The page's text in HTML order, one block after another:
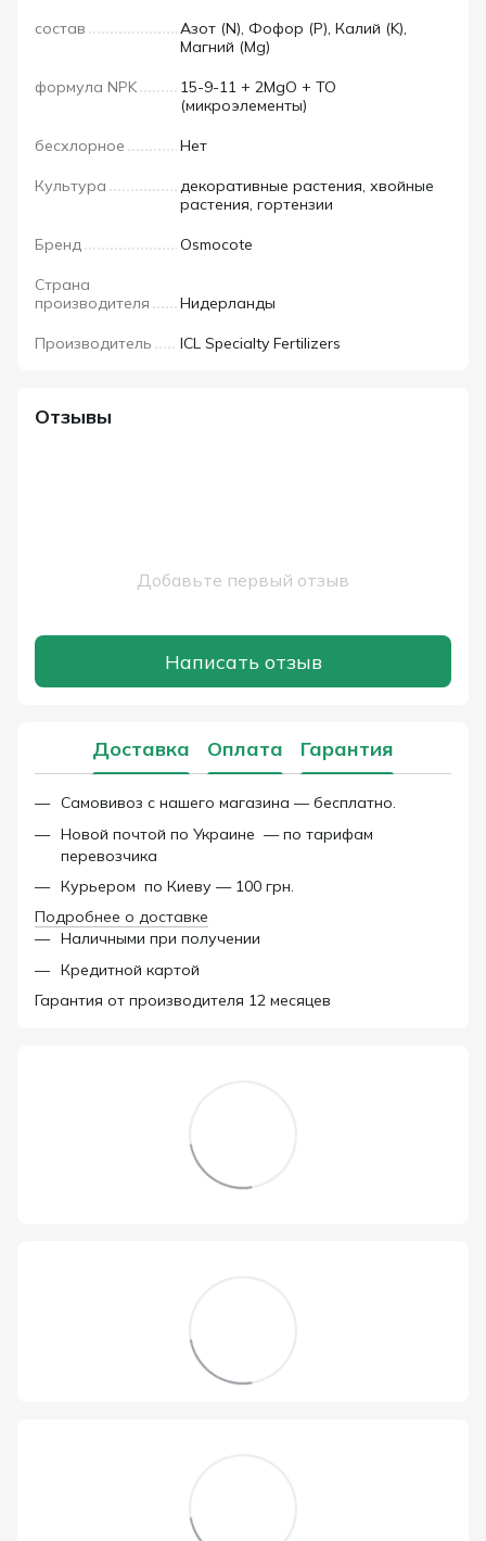
состав
Азот (N), Фофор (P), Калий (K),
Магний (Mg)
формула NPK
15-9-11 + 2MgO + ТО
(микроэлементы)
бесхлорное Нет
Культура
декоративные растения, хвойные
растения, гортензии
Бренд Osmocote
Страна
производителя
Нидерланды
Производитель ICL Specialty Fertilizers
Отзывы
Добавьте первый отзыв
Написать отзыв
Доставка Оплата Гарантия
Самовивоз с нашего магазина — бесплатно.
Новой почтой по Украине — по тарифам
перевозчика
Курьером по Киеву — 100 грн.
Подробнее о доставке
Наличными при получении
Кредитной картой
Гарантия от производителя 12 месяцев